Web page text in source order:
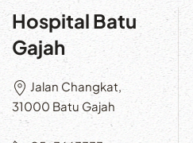
Hospital Batu
Gajah
Jalan Changkat,
31000 Batu Gajah